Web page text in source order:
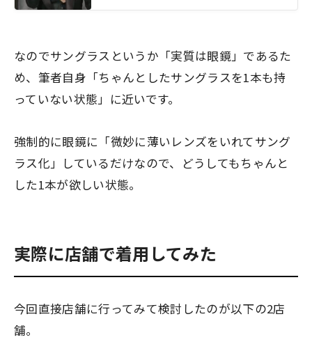
なのでサングラスというか「実質は眼鏡」であるた
め、筆者自身「ちゃんとしたサングラスを1本も持
っていない状態」に近いです。
強制的に眼鏡に「微妙に薄いレンズをいれてサング
ラス化」しているだけなので、どうしてもちゃんと
した1本が欲しい状態。
実際に店舗で着用してみた
今回直接店舗に行ってみて検討したのが以下の2店
舗。